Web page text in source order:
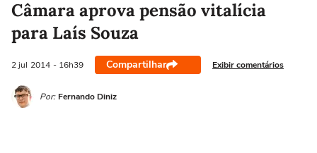
Câmara aprova pensão vitalícia
para Laís Souza
2 jul 2014 - 16h39 Compartilhar Exibir comentários
Por: Fernando Diniz